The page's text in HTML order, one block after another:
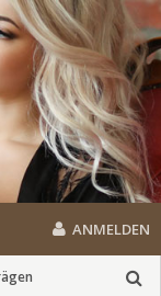
ANMELDEN